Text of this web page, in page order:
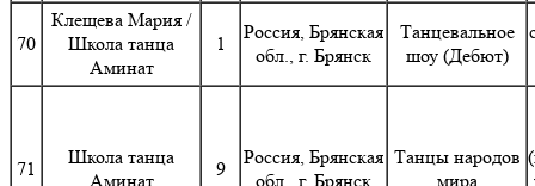
70
Клещева Мария /
Школа танца
Аминат
1
Россия, Брянская
обл., г. Брянск
Танцевальное
шоу (Дебют)
71
Школа танца
Аминат
9
Россия, Брянская
обл., г. Брянск
Танцы народов
мира